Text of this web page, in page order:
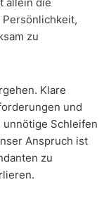
zu
Klare
und
Schleifen
Anspruch ist
zu